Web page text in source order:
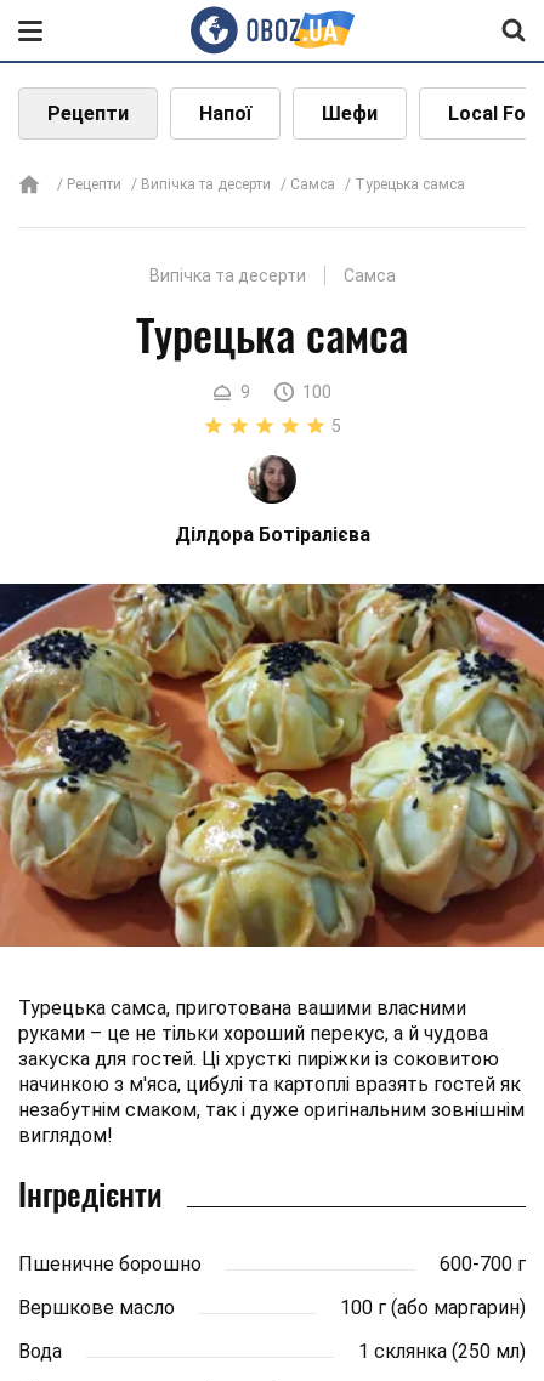
Рецепти Напої Шефи Local
Рецепти Випічка та десерти Самса Турецька самса
Випічка та десерти Самса
Турецька самса
9
100
5
Ділдора Ботіралієва
Турецька самса, приготована вашими власними
руками – це не тільки хороший перекус, а й чудова
закуска для гостей. Ці хрусткі пиріжки із соковитою
начинкою з м'яса, цибулі та картоплі вразять гостей як
незабутнім смаком, так і дуже оригінальним зовнішнім
виглядом!
Інгредієнти
Пшеничне борошно
600-700 г
Вершкове масло
100 г (або маргарин)
Вода
1 склянка (250 мл)